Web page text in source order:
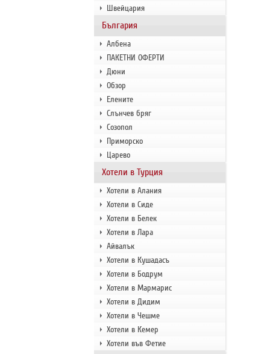
Швейцария
България
Албена
ПАКЕТНИ ОФЕРТИ
Дюни
Обзор
Елените
Слънчев бряг
Созопол
Приморско
Царево
Хотели в Турция
Хотели в Алания
Хотели в Сиде
Хотели в Белек
Хотели в Лара
Айвалък
Хотели в Кушадасъ
Хотели в Бодрум
Хотели в Мармарис
Хотели в Дидим
Хотели в Чешме
Хотели в Кемер
Хотели във Фетие